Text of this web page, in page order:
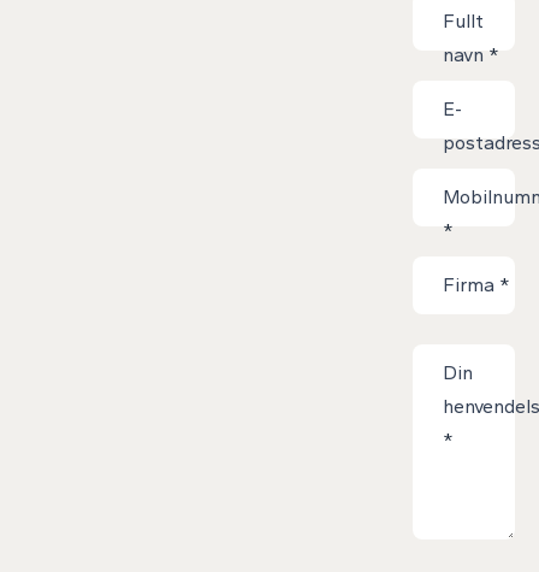
Fullt
navn *
E-
*
Firma *
Din
*